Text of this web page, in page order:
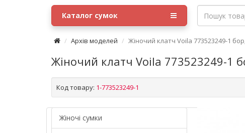
Каталог сумок
Архів моделей Жіночий клатч Voila 773523249-1
Жіночий клатч Voila 773523249-1
Код товару: 1-773523249-1
Жіночі сумки